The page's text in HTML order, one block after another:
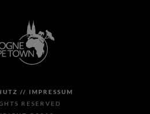
// IMPRESSUM
RESERVED